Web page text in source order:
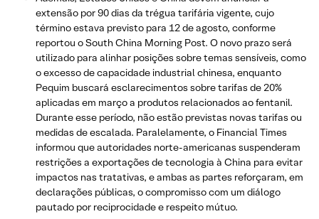
extensão por 90 dias da trégua tarifária vigente, cujo
término estava previsto para 12 de agosto, conforme
reportou o South China Morning Post. O novo prazo será
utilizado para alinhar posições sobre temas sensíveis, como
o excesso de capacidade industrial chinesa, enquanto
Pequim buscará esclarecimentos sobre tarifas de 20%
aplicadas em março a produtos relacionados ao fentanil.
Durante esse período, não estão previstas novas tarifas ou
medidas de escalada. Paralelamente, o Financial Times
informou que autoridades norte-americanas suspenderam
restrições a exportações de tecnologia à China para evitar
impactos nas tratativas, e ambas as partes reforçaram, em
declarações públicas, o compromisso com um diálogo
pautado por reciprocidade e respeito mútuo.